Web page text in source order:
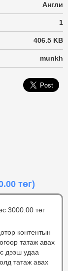
Англи
1
406.5 KB
munkh
төг)
3000.00 төг
контентын
татаж авах
дээш удаа
татаж авах